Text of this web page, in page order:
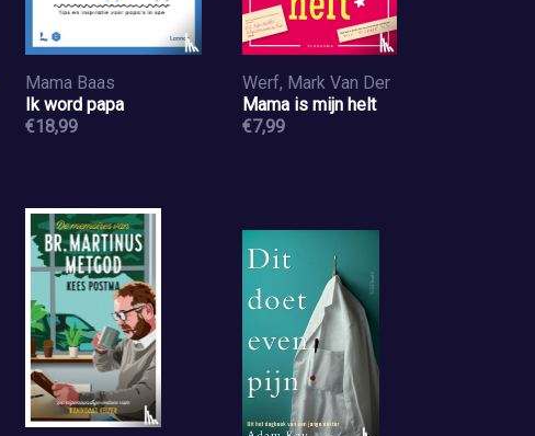
Mama Baas
Ik word papa
€18,99
Werf, Mark Van Der
Mama is mijn helt
€7,99